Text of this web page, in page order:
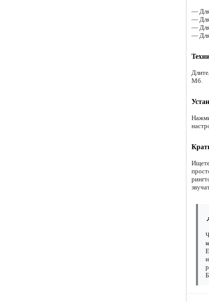
— Для
— Для
— Для
— Для
Мб.